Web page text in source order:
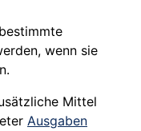
wenn sie
Mittel
Ausgaben